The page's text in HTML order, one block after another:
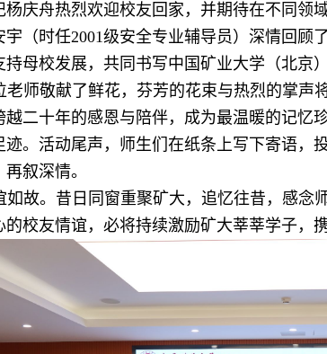
庆舟热烈欢迎校友回家，并期待在不同领
（时任2001级安全专业辅导员）深情回
母校发展，共同书写中国矿业大学（北京
老师敬献了鲜花，芬芳的花束与热烈的掌声
越二十年的感恩与陪伴，成为最温暖的记忆
迹。活动尾声，师生们在纸条上写下寄语，
叙深情。
如故。昔日同窗重聚矿大，追忆往昔，感
校友情谊，必将持续激励矿大莘莘学子，